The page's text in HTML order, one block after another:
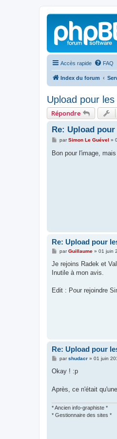
Accès rapide FAQ
Index du forum
Upload pour
Répondre
Re: Upload
M
s
s
parSimon Le Guével »
Bon pour l'image,
Re: Upload pour
M
s
a
parGuillaume» 01 juin
Je rejoins Radek et
Inutile à mon avis.
Edit : Pour rejoindre
Re: Upload pour
M
s
g
e
parshudacr» 01 juin
Okay ! :p
Après, ce n'était
* Ancien info-graphiste *
* Gestionnaire des sites *